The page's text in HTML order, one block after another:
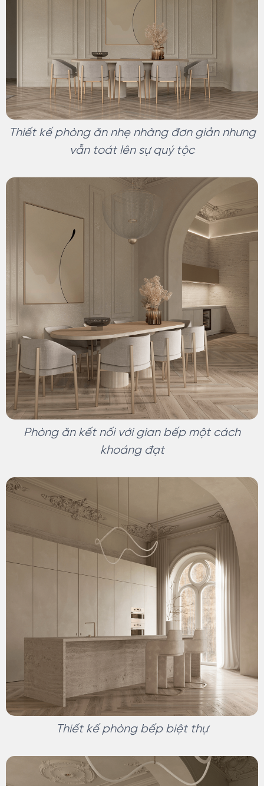
Thiết kế phòng ăn nhẹ nhàng đơn giản nhưng
vẫn toát lên sự quý tộc
Phòng ăn kết nối với gian bếp một cách
khoáng đạt
Thiết kế phòng bếp biệt thự